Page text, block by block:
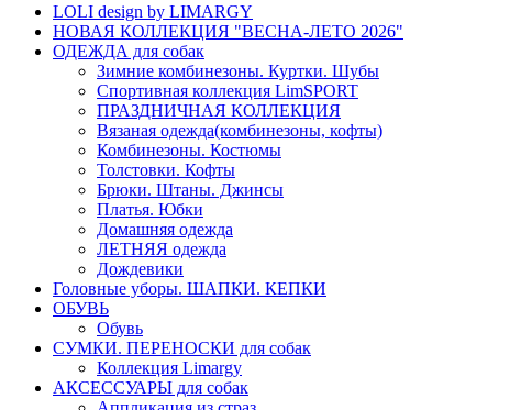
LOLI design by LIMARGY
НОВАЯ КОЛЛЕКЦИЯ "ВЕСНА-ЛЕТО 2026"
ОДЕЖДА для собак
Зимние комбинезоны. Куртки. Шубы
Спортивная коллекция LimSPORT
ПРАЗДНИЧНАЯ КОЛЛЕКЦИЯ
Вязаная одежда(комбинезоны, кофты)
Комбинезоны. Костюмы
Толстовки. Кофты
Брюки. Штаны. Джинсы
Платья. Юбки
Домашняя одежда
ЛЕТНЯЯ одежда
Дождевики
Головные уборы. ШАПКИ. КЕПКИ
ОБУВЬ
Обувь
СУМКИ. ПЕРЕНОСКИ для собак
Коллекция Limargy
АКСЕССУАРЫ для собак